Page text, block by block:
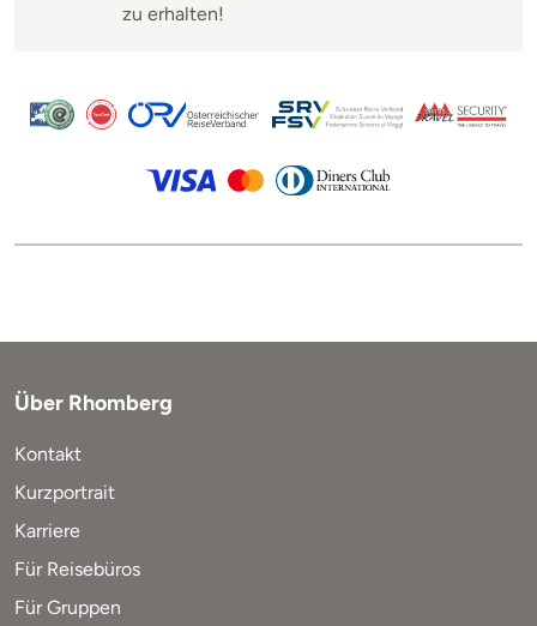
zu erhalten!
Über Rhomberg
Kontakt
Kurzportrait
Karriere
Für Reisebüros
Für Gruppen